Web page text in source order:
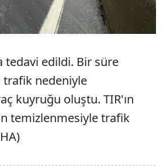
tedavi edildi. Bir süre
trafik nedeniyle
kuyruğu oluştu. TIR'ın
temizlenmesiyle trafik